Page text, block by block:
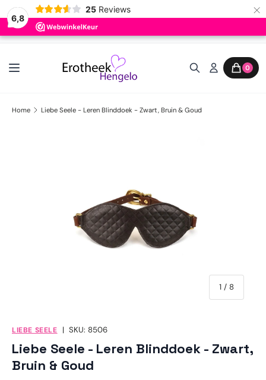
6,8
25 Reviews ×
Ga naar inhoud
0
Home Liebe Seele - Leren Blinddoek - Zwart, Bruin & Goud
1 / van
8
LIEBE SEELE | SKU: 8506
Liebe Seele - Leren Blinddoek - Zwart,
Bruin & Goud